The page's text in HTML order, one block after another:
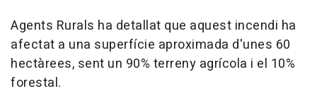
Agents Rurals ha detallat que aquest incendi ha
afectat a una superfície aproximada d'unes 60
hectàrees, sent un 90% terreny agrícola i el 10%
forestal.